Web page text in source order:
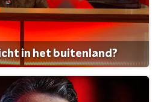
in het buitenland?